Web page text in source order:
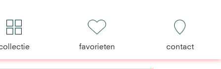
favorieten contact